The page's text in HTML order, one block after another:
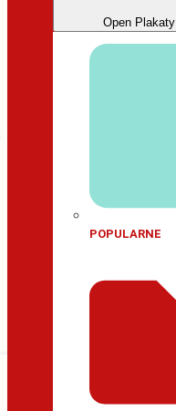
Open Plakaty
POPULARNE